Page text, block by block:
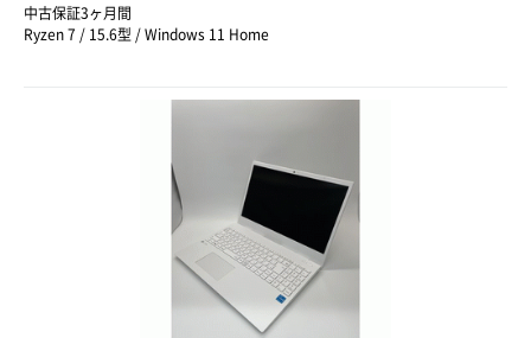
中古保証3ヶ月間
Ryzen 7 / 15.6型 / Windows 11 Home